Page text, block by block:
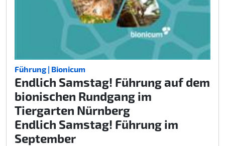
Führung | Bionicum
Endlich Samstag! Führung auf dem
bionischen Rundgang im
Tiergarten Nürnberg
Endlich Samstag! Führung im
September